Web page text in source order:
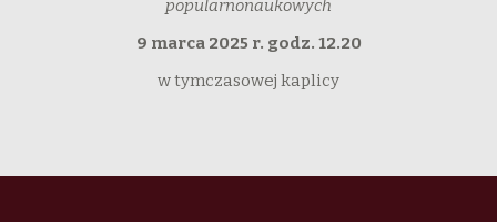
popularnonaukowych
9 marca 2025 r. godz. 12.20
w tymczasowej kaplicy